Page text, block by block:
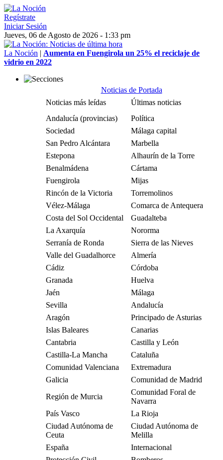
Regístrate
Iniciar Sesión
Jueves, 06 de Agosto de 2026 - 1:33 pm
La Noción | Aumenta en Fuengirola un 25% el reciclaje de
vidrio en 2022
Noticias de Portada
Noticias más leídas
Últimas noticias
Andalucía (provincias)
Política
Sociedad
Málaga capital
San Pedro Alcántara
Marbella
Estepona
Alhaurín de la Torre
Benalmádena
Cártama
Fuengirola
Mijas
Rincón de la Victoria
Torremolinos
Vélez-Málaga
Comarca de Antequera
Costa del Sol Occidental
Guadalteba
La Axarquía
Nororma
Serranía de Ronda
Sierra de las Nieves
Valle del Guadalhorce
Almería
Cádiz
Córdoba
Granada
Huelva
Jaén
Málaga
Sevilla
Andalucía
Aragón
Principado de Asturias
Islas Baleares
Canarias
Cantabria
Castilla y León
Castilla-La Mancha
Cataluña
Comunidad Valenciana
Extremadura
Galicia
Comunidad de Madrid
Región de Murcia
Comunidad Foral de
Navarra
País Vasco
La Rioja
Ciudad Autónoma de
Ceuta
Ciudad Autónoma de
Melilla
España
Internacional